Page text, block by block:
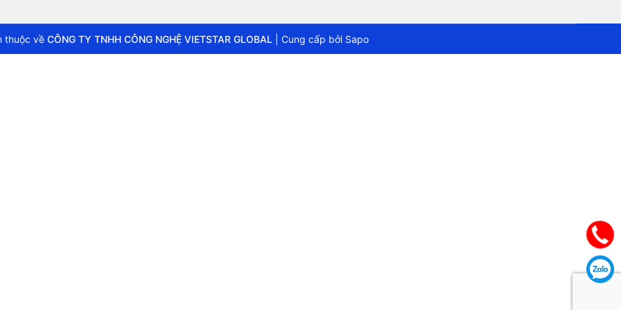
thuộc về CÔNG TY TNHH CÔNG NGHỆ VIETSTAR GLOBAL Cung cấp bởi Sapo